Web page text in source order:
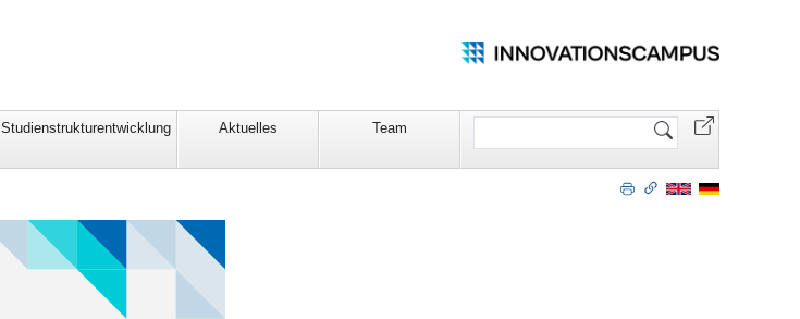
Studienstrukturentwicklung Aktuelles Team
Website